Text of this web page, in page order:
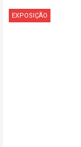
EXPOSIÇÃO